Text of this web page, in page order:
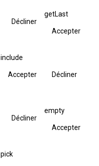
Décliner
getLast
Accepter
include
Accepter Décliner
Décliner
empty
Accepter
pick